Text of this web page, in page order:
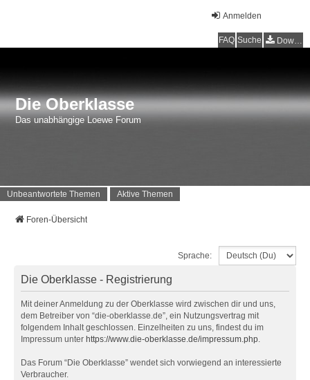
Anmelden
FAQ Suche Downloads
Die Oberklasse
Das unabhängige Loewe Forum
Unbeantwortete Themen Aktive Themen
Foren-Übersicht
Sprache:
Die Oberklasse - Registrierung
Mit deiner Anmeldung zu der Oberklasse wird zwischen dir und uns,
dem Betreiber von “die-oberklasse.de”, ein Nutzungsvertrag mit
folgendem Inhalt geschlossen. Einzelheiten zu uns, findest du im
Impressum unter https://www.die-oberklasse.de/impressum.php.
Das Forum “Die Oberklasse” wendet sich vorwiegend an interessierte
Verbraucher.